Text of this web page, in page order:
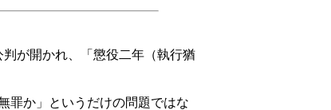
が開かれ、「懲役二年（執行猶
罪か」というだけの問題ではな